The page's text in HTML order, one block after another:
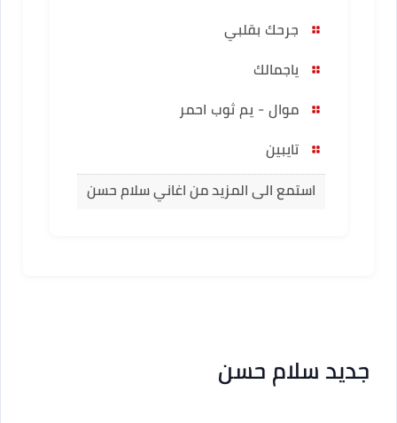
جرحك بقلبي
ياجمالك
موال - يم ثوب احمر
تايبين
استمع الى المزيد من اغاني سلام حسن
جديد سلام حسن